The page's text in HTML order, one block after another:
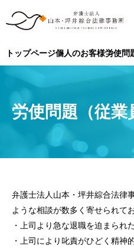
トップページ個人のお客様労使問
労使問題（従業
弁護士法人山本・坪井綜合法律
ような相談が数多く寄せられて
・上司より急な退職を迫まられた
・上司により叱責がひどく精神